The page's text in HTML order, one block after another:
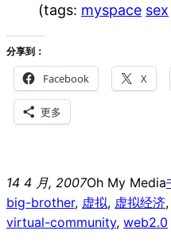
(tags: myspace sex
分享到：
Facebook X
更多
14 4 月, 2007Oh My Media
big-brother, 虚拟, 虚拟经济,
virtual-community, web2.0